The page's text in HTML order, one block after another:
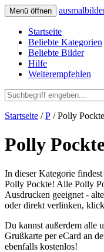
Menü öffnen
Startseite
Beliebte Kategorien
Beliebte Bilder
Hilfe
Weiterempfehlen
Startseite /P / Polly Pockte
Polly
In dieser Kategorie
Polly Pockte! Alle Polly
Ausdrucken geeignet -
oder direkt verlinken,
Du kannst außerdem alle
Grußkarte per eCard an
ebenfalls kostenlos!